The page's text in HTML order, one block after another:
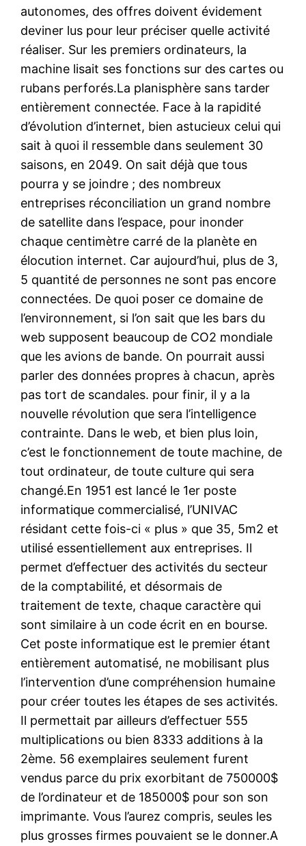
autonomes, des offres doivent évidement
deviner lus pour leur préciser quelle activité
réaliser. Sur les premiers ordinateurs, la
machine lisait ses fonctions sur des cartes ou
rubans perforés.La planisphère sans tarder
entièrement connectée. Face à la rapidité
d’évolution d’internet, bien astucieux celui qui
sait à quoi il ressemble dans seulement 30
saisons, en 2049. On sait déjà que tous
pourra y se joindre ; des nombreux
entreprises réconciliation un grand nombre
de satellite dans l’espace, pour inonder
chaque centimètre carré de la planète en
élocution internet. Car aujourd’hui, plus de 3,
5 quantité de personnes ne sont pas encore
connectées. De quoi poser ce domaine de
l’environnement, si l’on sait que les bars du
web supposent beaucoup de CO2 mondiale
que les avions de bande. On pourrait aussi
parler des données propres à chacun, après
pas tort de scandales. pour finir, il y a la
nouvelle révolution que sera l’intelligence
contrainte. Dans le web, et bien plus loin,
c’est le fonctionnement de toute machine, de
tout ordinateur, de toute culture qui sera
changé.En 1951 est lancé le 1er poste
informatique commercialisé, l’UNIVAC
résidant cette fois-ci « plus » que 35, 5m2 et
utilisé essentiellement aux entreprises. Il
permet d’effectuer des activités du secteur
de la comptabilité, et désormais de
traitement de texte, chaque caractère qui
sont similaire à un code écrit en en bourse.
Cet poste informatique est le premier étant
entièrement automatisé, ne mobilisant plus
l’intervention d’une compréhension humaine
pour créer toutes les étapes de ses activités.
Il permettait par ailleurs d’effectuer 555
multiplications ou bien 8333 additions à la
2ème. 56 exemplaires seulement furent
vendus parce du prix exorbitant de 750000$
de l’ordinateur et de 185000$ pour son son
imprimante. Vous l’aurez compris, seules les
plus grosses firmes pouvaient se le donner.A